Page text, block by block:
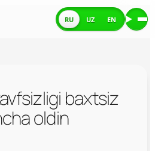
RU UZ EN
baxtsiz
oldin